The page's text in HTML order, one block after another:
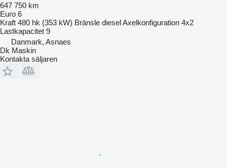
647 750 km
Euro 6
Kraft 480 hk (353 kW) Bränsle dieselAxelkonfiguration 4x2
Lastkapacitet 9
Danmark, Asnaes
Dk Maskin
Kontakta säljaren